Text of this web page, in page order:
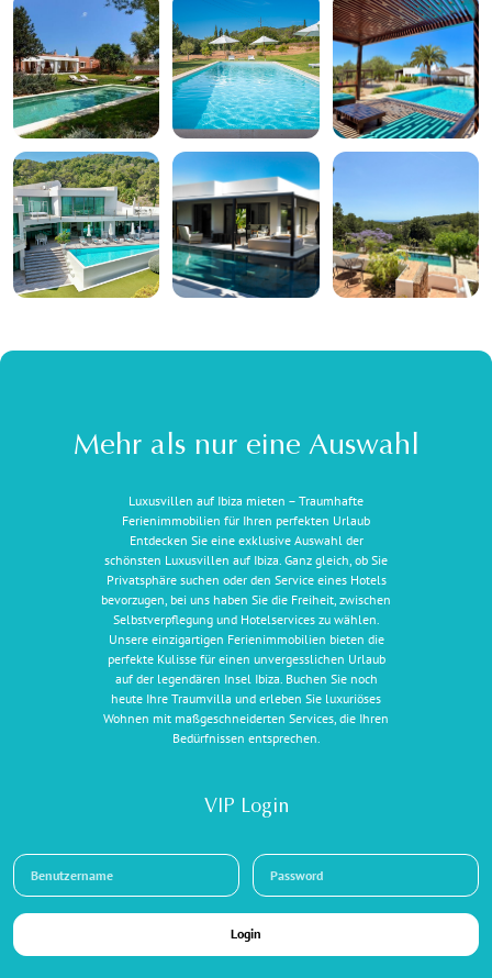
Mehr als nur eine Auswahl
Luxusvillen auf Ibiza mieten – Traumhafte
Ferienimmobilien für Ihren perfekten Urlaub
Entdecken Sie eine exklusive Auswahl der
schönsten Luxusvillen auf Ibiza. Ganz gleich, ob Sie
Privatsphäre suchen oder den Service eines Hotels
bevorzugen, bei uns haben Sie die Freiheit, zwischen
Selbstverpflegung und Hotelservices zu wählen.
Unsere einzigartigen Ferienimmobilien bieten die
perfekte Kulisse für einen unvergesslichen Urlaub
auf der legendären Insel Ibiza. Buchen Sie noch
heute Ihre Traumvilla und erleben Sie luxuriöses
Wohnen mit maßgeschneiderten Services, die Ihren
Bedürfnissen entsprechen.
VIP Login
Login